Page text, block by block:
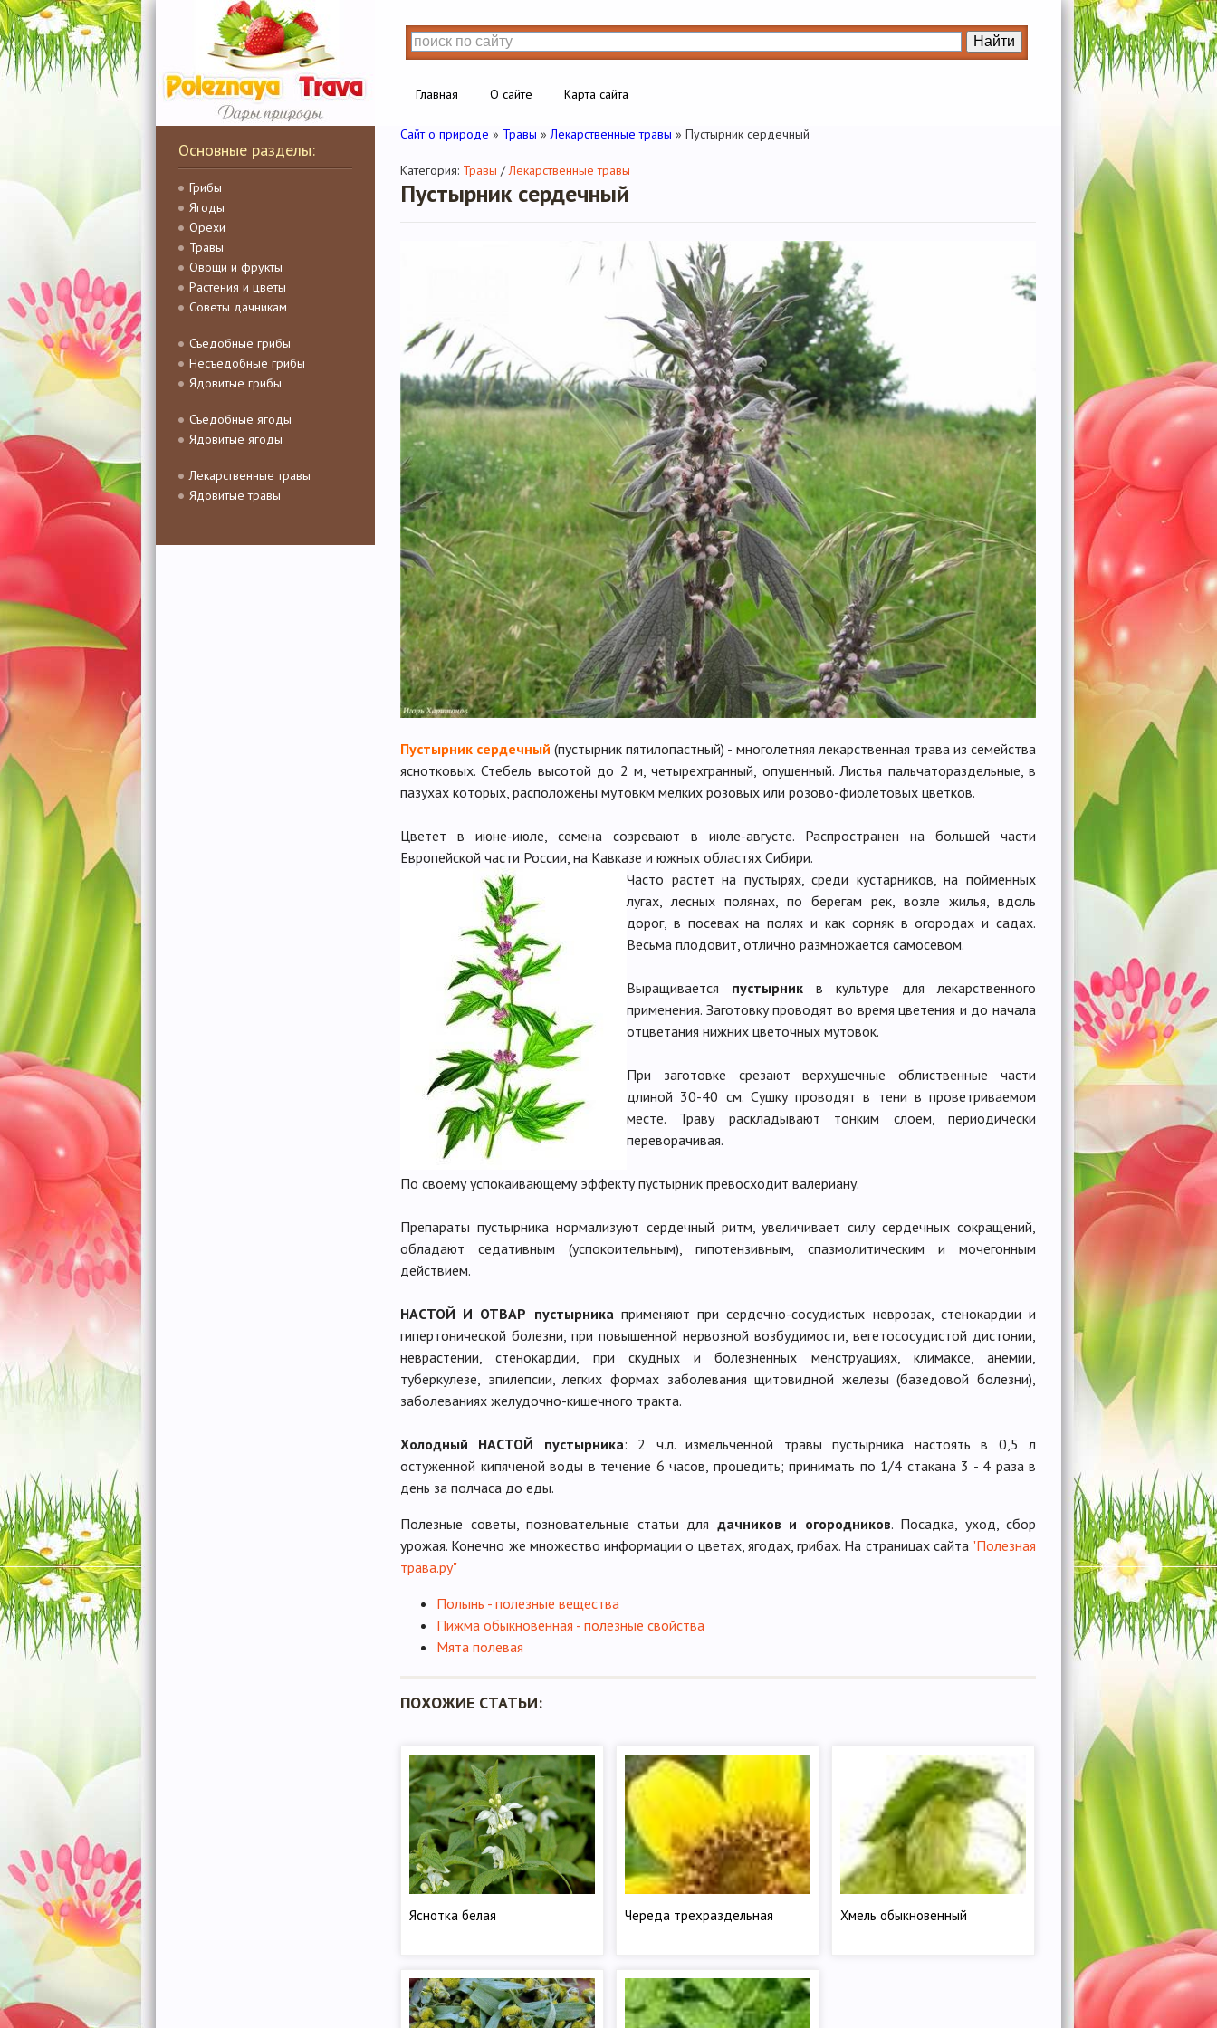
Главная О сайте Карта сайта
Основные разделы:
Грибы
Ягоды
Орехи
Травы
Овощи и фрукты
Растения и цветы
Советы дачникам
Съедобные грибы
Несъедобные грибы
Ядовитые грибы
Съедобные ягоды
Ядовитые ягоды
Лекарственные травы
Ядовитые травы
Сайт о природе » Травы »Лекарственные травы » Пустырник сердечный
Категория: Травы /Лекарственные травы
Пустырник сердечный
Пустырник сердечный (пустырник пятилопастный) - многолетняя лекарственная трава из семейства
яснотковых. Стебель высотой до 2 м, четырехгранный, опушенный. Листья пальчатораздельные, в
пазухах которых, расположены мутовкм мелких розовых или розово-фиолетовых цветков.
Цветет в июне-июле, семена созревают в июле-августе. Распространен на большей части
Европейской части России, на Кавказе и южных областях Сибири.
Часто растет на пустырях, среди кустарников, на пойменных
лугах, лесных полянах, по берегам рек, возле жилья, вдоль
дорог, в посевах на полях и как сорняк в огородах и садах.
Весьма плодовит, отлично размножается самосевом.
Выращивается пустырник в культуре для лекарственного
применения. Заготовку проводят во время цветения и до начала
отцветания нижних цветочных мутовок.
При заготовке срезают верхушечные облиственные части
длиной 30-40 см. Сушку проводят в тени в проветриваемом
месте. Траву раскладывают тонким слоем, периодически
переворачивая.
По своему успокаивающему эффекту пустырник превосходит валериану.
Препараты пустырника нормализуют сердечный ритм, увеличивает силу сердечных сокращений,
обладают седативным (успокоительным), гипотензивным, спазмолитическим и мочегонным
действием.
НАСТОЙ И ОТВАР пустырника применяют при сердечно-сосудистых неврозах, стенокардии и
гипертонической болезни, при повышенной нервозной возбудимости, вегетососудистой дистонии,
неврастении, стенокардии, при скудных и болезненных менструациях, климаксе, анемии,
туберкулезе, эпилепсии, легких формах заболевания щитовидной железы (базедовой болезни),
заболеваниях желудочно-кишечного тракта.
Холодный НАСТОЙ пустырника: 2 ч.л. измельченной травы пустырника настоять в 0,5 л
остуженной кипяченой воды в течение 6 часов, процедить; принимать по 1/4 стакана 3 - 4 раза в
день за полчаса до еды.
Полезные советы, позновательные статьи для дачников и огородников. Посадка, уход, сбор
урожая. Конечно же множество информации о цветах, ягодах, грибах. На страницах сайта "Полезная
трава.ру"
Полынь - полезные вещества
Пижма обыкновенная - полезные свойства
Мята полевая
ПОХОЖИЕ СТАТЬИ:
Яснотка белая Череда трехраздельная Хмель обыкновенный